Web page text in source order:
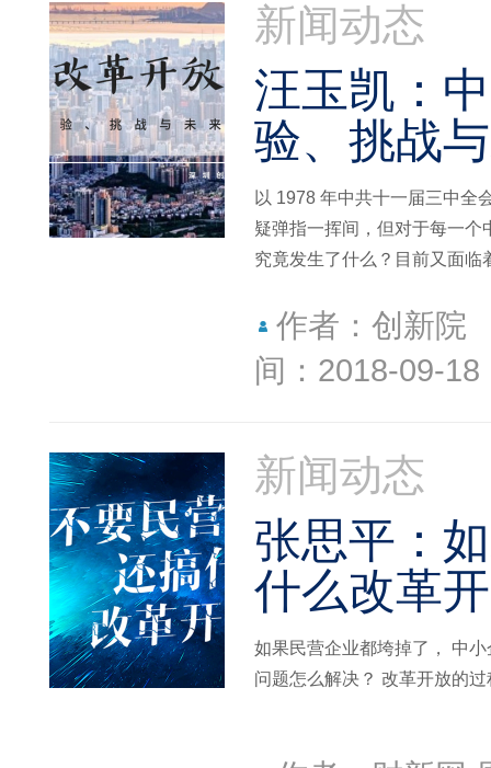
新闻动态
汪玉凯：
验、挑战
以 1978 年中共十一届三中全
疑弹指一挥间，但对于每一
究竟发生了什么？目前又面临
作者：创新院
间：2018-09-18
新闻动态
张思平：
什么改革
如果民营企业都垮掉了， 中
问题怎么解决？ 改革开放的